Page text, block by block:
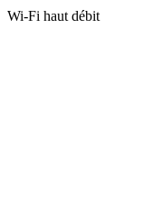
Wi-Fi haut débit